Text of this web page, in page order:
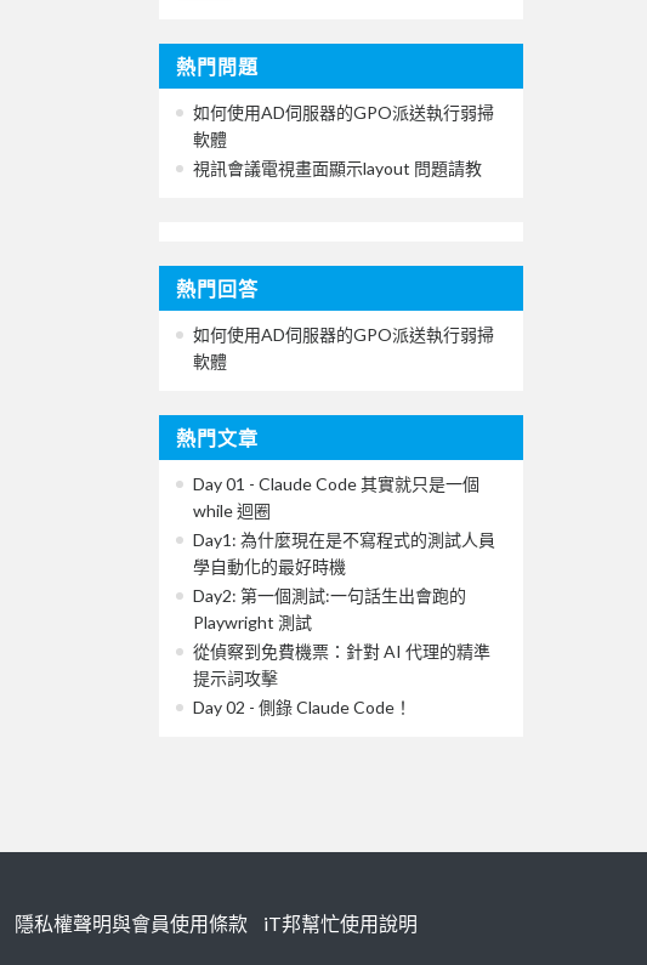
熱門問題
如何使用AD伺服器的GPO派送執行弱掃
軟體
視訊會議電視畫面顯示layout 問題請教
熱門回答
如何使用AD伺服器的GPO派送執行弱掃
軟體
熱門文章
Day 01 - Claude Code 其實就只是一個
while 迴圈
Day1: 為什麼現在是不寫程式的測試人員
學自動化的最好時機
Day2: 第一個測試:一句話生出會跑的
Playwright 測試
從偵察到免費機票：針對 AI 代理的精準
提示詞攻擊
Day 02 - 側錄 Claude Code！
隱私權聲明與會員使用條款 iT邦幫忙使用說明